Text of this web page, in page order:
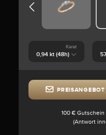
Karat
100 €
(Antwort